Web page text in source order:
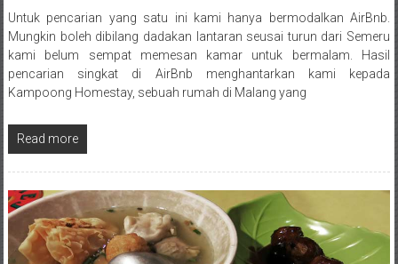
Posted By: wirawan
Untuk pencarian yang satu ini kami hanya bermodalkan AirBnb.
Mungkin boleh dibilang dadakan lantaran seusai turun dari Semeru
kami belum sempat memesan kamar untuk bermalam. Hasil
pencarian singkat di AirBnb menghantarkan kami kepada
Kampoong Homestay, sebuah rumah di Malang yang
Read more